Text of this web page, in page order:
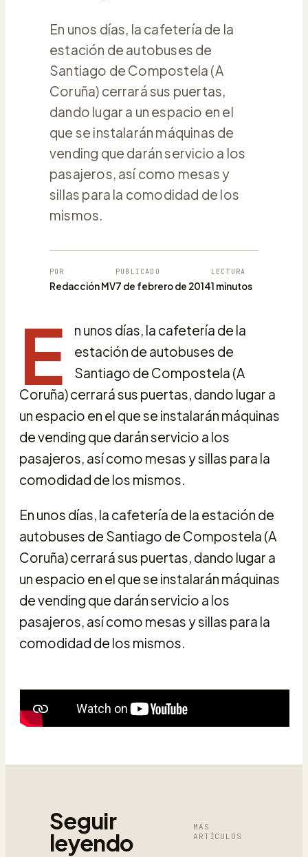
En unos días, la cafetería de la
estación de autobuses de
Santiago de Compostela (A
Coruña) cerrará sus puertas,
dando lugar a un espacio en el
que se instalarán máquinas de
vending que darán servicio a los
pasajeros, así como mesas y
sillas para la comodidad de los
mismos.
POR
Redacción MV
PUBLICADO
7 de febrero de 2014
LECTURA
1 minutos
E
n unos días, la cafetería de la
estación de autobuses de
Santiago de Compostela (A
Coruña) cerrará sus puertas, dando lugar a
un espacio en el que se instalarán máquinas
de vending que darán servicio a los
pasajeros, así como mesas y sillas para la
comodidad de los mismos.
En unos días, la cafetería de la estación de
autobuses de Santiago de Compostela (A
Coruña) cerrará sus puertas, dando lugar a
un espacio en el que se instalarán máquinas
de vending que darán servicio a los
pasajeros, así como mesas y sillas para la
comodidad de los mismos.
Seguir
leyendo
MÁS
ARTÍCULOS